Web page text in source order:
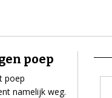
poep
poep
namelijk weg.